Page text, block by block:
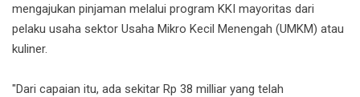
mengajukan pinjaman melalui program KKI mayoritas dari
pelaku usaha sektor Usaha Mikro Kecil Menengah (UMKM) atau
kuliner.
"Dari capaian itu, ada sekitar Rp 38 milliar yang telah